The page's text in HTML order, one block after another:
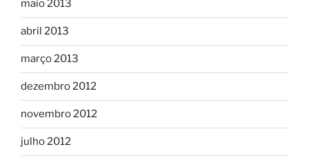
maio 2013
abril 2013
março 2013
dezembro 2012
novembro 2012
julho 2012